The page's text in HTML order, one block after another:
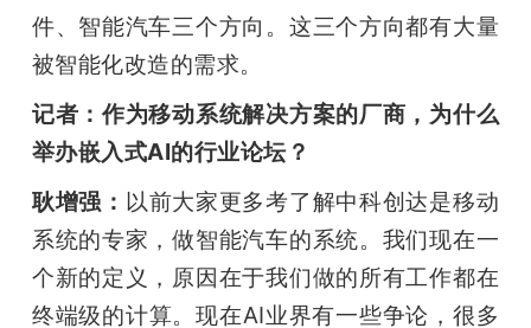
件、智能汽车三个方向。这三个方向都有大量
被智能化改造的需求。
记者：作为移动系统解决方案的厂商，为什么
举办嵌入式AI的行业论坛？
耿增强： 以前大家更多考了解中科创达是移动
系统的专家，做智能汽车的系统。我们现在一
个新的定义，原因在于我们做的所有工作都在
终端级的计算。现在AI业界有一些争论，很多